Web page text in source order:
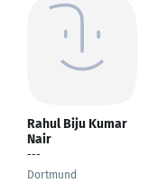
Rahul Biju Kumar
Nair
---
Dortmund